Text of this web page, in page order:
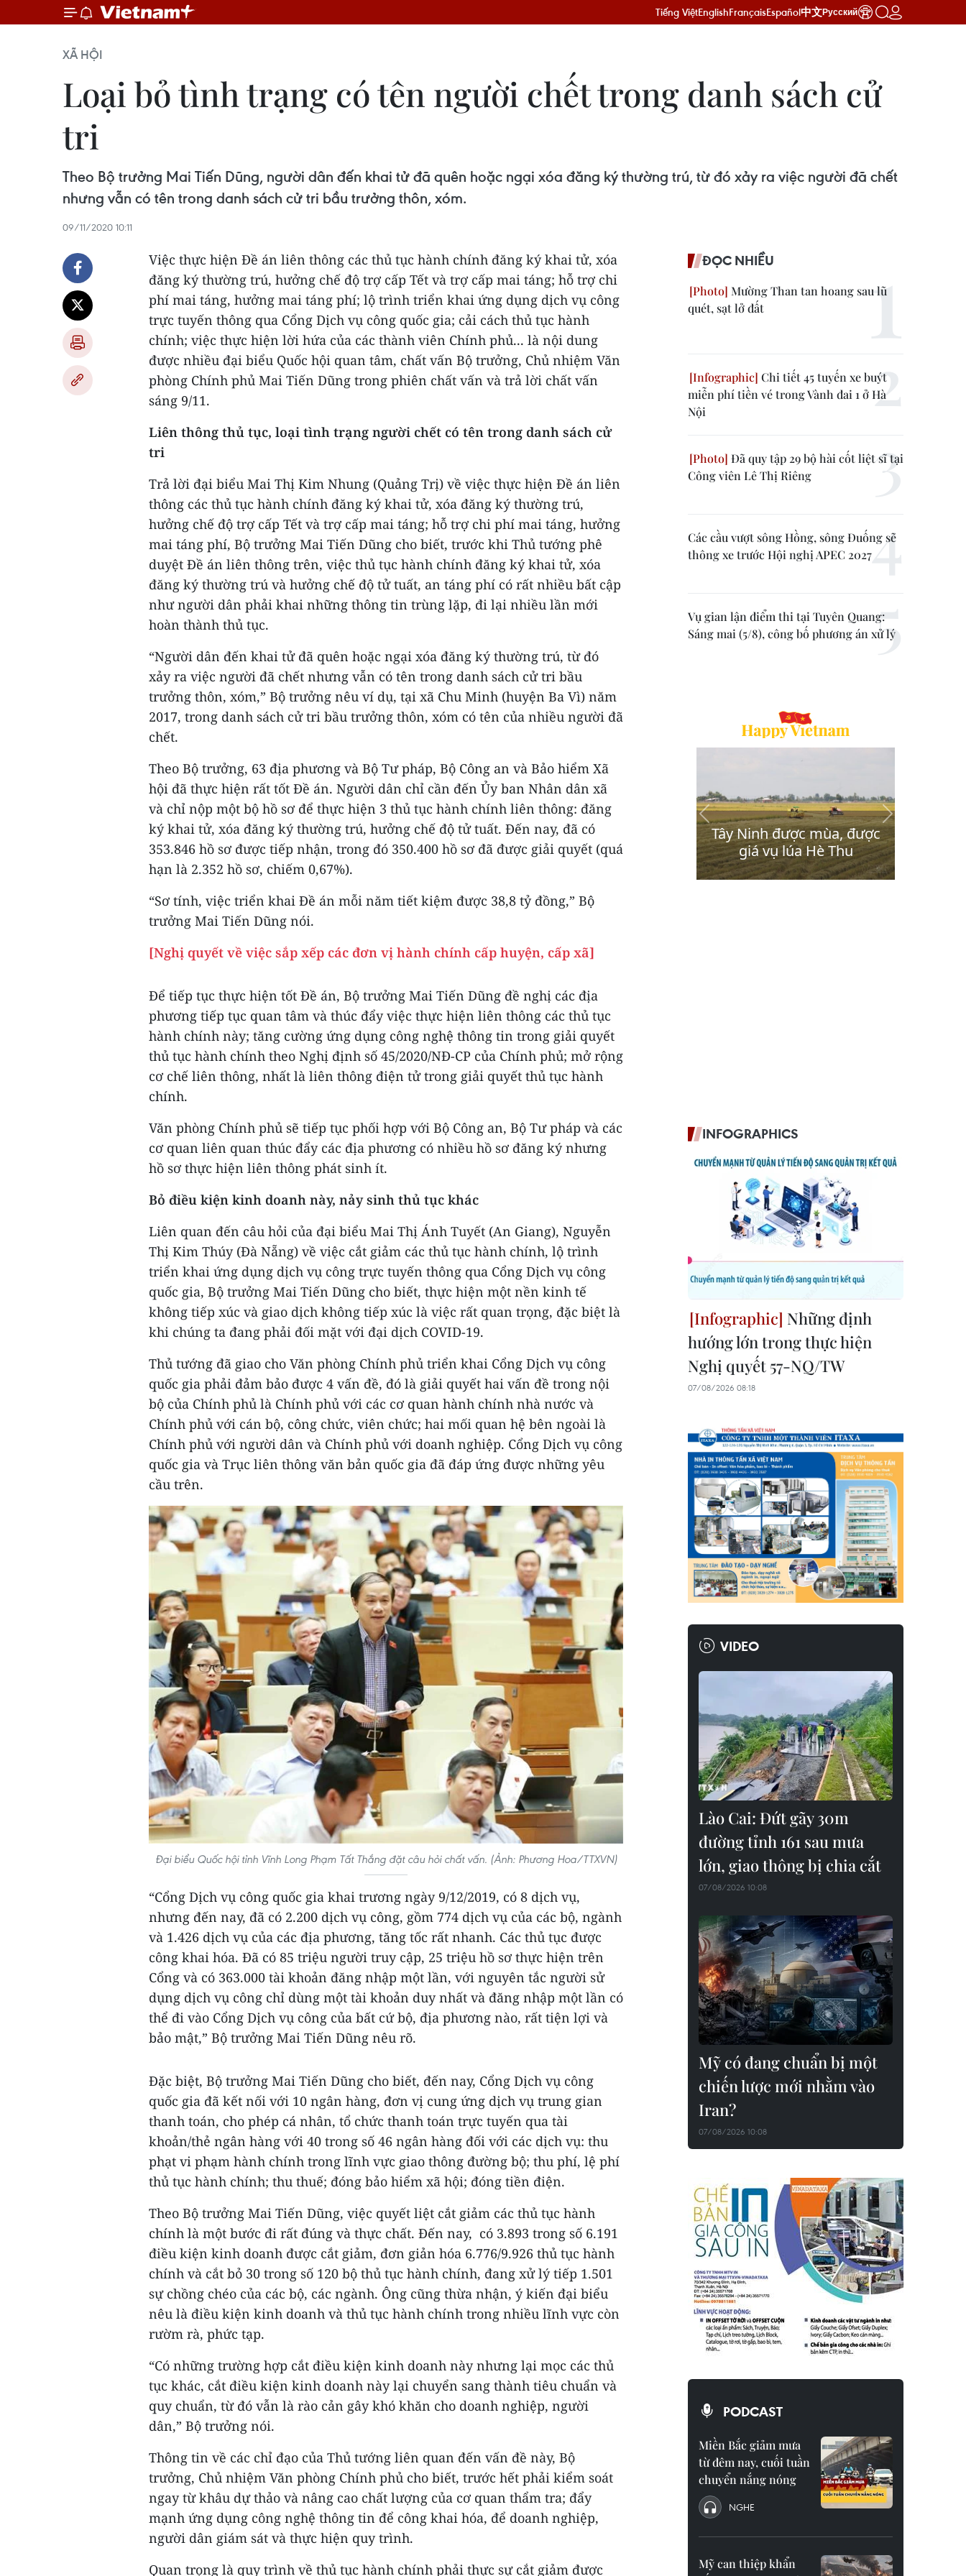
Tiếng ViệtEnglishFrançaisEspañol中文Русский
XÃ HỘI
Loại bỏ tình trạng có tên người chết trong danh sách cử
tri
Theo Bộ trưởng Mai Tiến Dũng, người dân đến khai tử đã quên hoặc ngại xóa đăng ký thường trú, từ đó xảy ra việc người đã chết
nhưng vẫn có tên trong danh sách cử tri bầu trưởng thôn, xóm.
09/11/2020 10:11
Việc thực hiện Đề án liên thông các thủ tục hành chính đăng ký khai tử, xóa
đăng ký thường trú, hưởng chế độ trợ cấp Tết và trợ cấp mai táng; hỗ trợ chi
phí mai táng, hưởng mai táng phí; lộ trình triển khai ứng dụng dịch vụ công
trực tuyến thông qua Cổng Dịch vụ công quốc gia; cải cách thủ tục hành
chính; việc thực hiện lời hứa của các thành viên Chính phủ... là nội dung
được nhiều đại biểu Quốc hội quan tâm, chất vấn Bộ trưởng, Chủ nhiệm Văn
phòng Chính phủ Mai Tiến Dũng trong phiên chất vấn và trả lời chất vấn
sáng 9/11.
Liên thông thủ tục, loại tình trạng người chết có tên trong danh sách cử
tri
Trả lời đại biểu Mai Thị Kim Nhung (Quảng Trị) về việc thực hiện Đề án liên
thông các thủ tục hành chính đăng ký khai tử, xóa đăng ký thường trú,
hưởng chế độ trợ cấp Tết và trợ cấp mai táng; hỗ trợ chi phí mai táng, hưởng
mai táng phí, Bộ trưởng Mai Tiến Dũng cho biết, trước khi Thủ tướng phê
duyệt Đề án liên thông trên, việc thủ tục hành chính đăng ký khai tử, xóa
đăng ký thường trú và hưởng chế độ tử tuất, an táng phí có rất nhiều bất cập
như người dân phải khai những thông tin trùng lặp, đi lại nhiều lần mới
hoàn thành thủ tục.
“Người dân đến khai tử đã quên hoặc ngại xóa đăng ký thường trú, từ đó
xảy ra việc người đã chết nhưng vẫn có tên trong danh sách cử tri bầu
trưởng thôn, xóm,” Bộ trưởng nêu ví dụ, tại xã Chu Minh (huyện Ba Vì) năm
2017, trong danh sách cử tri bầu trưởng thôn, xóm có tên của nhiều người đã
chết.
Theo Bộ trưởng, 63 địa phương và Bộ Tư pháp, Bộ Công an và Bảo hiểm Xã
hội đã thực hiện rất tốt Đề án. Người dân chỉ cần đến Ủy ban Nhân dân xã
và chỉ nộp một bộ hồ sơ để thực hiện 3 thủ tục hành chính liên thông: đăng
ký khai tử, xóa đăng ký thường trú, hưởng chế độ tử tuất. Đến nay, đã có
353.846 hồ sơ được tiếp nhận, trong đó 350.400 hồ sơ đã được giải quyết (quá
hạn là 2.352 hồ sơ, chiếm 0,67%).
“Sơ tính, việc triển khai Đề án mỗi năm tiết kiệm được 38,8 tỷ đồng,” Bộ
trưởng Mai Tiến Dũng nói.
[Nghị quyết về việc sắp xếp các đơn vị hành chính cấp huyện, cấp xã]
Để tiếp tục thực hiện tốt Đề án, Bộ trưởng Mai Tiến Dũng đề nghị các địa
phương tiếp tục quan tâm và thúc đẩy việc thực hiện liên thông các thủ tục
hành chính này; tăng cường ứng dụng công nghệ thông tin trong giải quyết
thủ tục hành chính theo Nghị định số 45/2020/NĐ-CP của Chính phủ; mở rộng
cơ chế liên thông, nhất là liên thông điện tử trong giải quyết thủ tục hành
chính.
Văn phòng Chính phủ sẽ tiếp tục phối hợp với Bộ Công an, Bộ Tư pháp và các
cơ quan liên quan thúc đẩy các địa phương có nhiều hồ sơ đăng ký nhưng
hồ sơ thực hiện liên thông phát sinh ít.
Bỏ điều kiện kinh doanh này, nảy sinh thủ tục khác
Liên quan đến câu hỏi của đại biểu Mai Thị Ánh Tuyết (An Giang), Nguyễn
Thị Kim Thúy (Đà Nẵng) về việc cắt giảm các thủ tục hành chính, lộ trình
triển khai ứng dụng dịch vụ công trực tuyến thông qua Cổng Dịch vụ công
quốc gia, Bộ trưởng Mai Tiến Dũng cho biết, thực hiện một nền kinh tế
không tiếp xúc và giao dịch không tiếp xúc là việc rất quan trọng, đặc biệt là
khi chúng ta đang phải đối mặt với đại dịch COVID-19.
Thủ tướng đã giao cho Văn phòng Chính phủ triển khai Cổng Dịch vụ công
quốc gia phải đảm bảo được 4 vấn đề, đó là giải quyết hai vấn đề trong nội
bộ của Chính phủ là Chính phủ với các cơ quan hành chính nhà nước và
Chính phủ với cán bộ, công chức, viên chức; hai mối quan hệ bên ngoài là
Chính phủ với người dân và Chính phủ với doanh nghiệp. Cổng Dịch vụ công
quốc gia và Trục liên thông văn bản quốc gia đã đáp ứng được những yêu
cầu trên.
Đại biểu Quốc hội tỉnh Vĩnh Long Phạm Tất Thắng đặt câu hỏi chất vấn. (Ảnh: Phương Hoa/TTXVN)
“Cổng Dịch vụ công quốc gia khai trương ngày 9/12/2019, có 8 dịch vụ,
nhưng đến nay, đã có 2.200 dịch vụ công, gồm 774 dịch vụ của các bộ, ngành
và 1.426 dịch vụ của các địa phương, tăng tốc rất nhanh. Các thủ tục được
công khai hóa. Đã có 85 triệu người truy cập, 25 triệu hồ sơ thực hiện trên
Cổng và có 363.000 tài khoản đăng nhập một lần, với nguyên tắc người sử
dụng dịch vụ công chỉ dùng một tài khoản duy nhất và đăng nhập một lần có
thể đi vào Cổng Dịch vụ công của bất cứ bộ, địa phương nào, rất tiện lợi và
bảo mật,” Bộ trưởng Mai Tiến Dũng nêu rõ.
Đặc biệt, Bộ trưởng Mai Tiến Dũng cho biết, đến nay, Cổng Dịch vụ công
quốc gia đã kết nối với 10 ngân hàng, đơn vị cung ứng dịch vụ trung gian
thanh toán, cho phép cá nhân, tổ chức thanh toán trực tuyến qua tài
khoản/thẻ ngân hàng với 40 trong số 46 ngân hàng đối với các dịch vụ: thu
phạt vi phạm hành chính trong lĩnh vực giao thông đường bộ; thu phí, lệ phí
thủ tục hành chính; thu thuế; đóng bảo hiểm xã hội; đóng tiền điện.
Theo Bộ trưởng Mai Tiến Dũng, việc quyết liệt cắt giảm các thủ tục hành
chính là một bước đi rất đúng và thực chất. Đến nay, có 3.893 trong số 6.191
điều kiện kinh doanh được cắt giảm, đơn giản hóa 6.776/9.926 thủ tục hành
chính và cắt bỏ 30 trong số 120 bộ thủ tục hành chính, đang xử lý tiếp 1.501
sự chồng chéo của các bộ, các ngành. Ông cũng thừa nhận, ý kiến đại biểu
nêu là điều kiện kinh doanh và thủ tục hành chính trong nhiều lĩnh vực còn
rườm rà, phức tạp.
“Có những trường hợp cắt điều kiện kinh doanh này nhưng lại mọc các thủ
tục khác, cắt điều kiện kinh doanh này lại chuyển sang thành tiêu chuẩn và
quy chuẩn, từ đó vẫn là rào cản gây khó khăn cho doanh nghiệp, người
dân,” Bộ trưởng nói.
Thông tin về các chỉ đạo của Thủ tướng liên quan đến vấn đề này, Bộ
trưởng, Chủ nhiệm Văn phòng Chính phủ cho biết, trước hết phải kiểm soát
ngay từ khâu dự thảo và nâng cao chất lượng của cơ quan thẩm tra; đẩy
mạnh ứng dụng công nghệ thông tin để công khai hóa, để doanh nghiệp,
người dân giám sát và thực hiện quy trình.
Quan trọng là quy trình về thủ tục hành chính phải thực sự cắt giảm được
ĐỌC NHIỀU
Mường Than tan hoang sau lũ
quét, sạt lở đất
Chi tiết 45 tuyến xe buýt
miễn phí tiền vé trong Vành đai 1 ở Hà
Nội
Đã quy tập 29 bộ hài cốt liệt sĩ tại
Công viên Lê Thị Riêng
Các cầu vượt sông Hồng, sông Đuống sẽ
thông xe trước Hội nghị APEC 2027
Vụ gian lận điểm thi tại Tuyên Quang:
Sáng mai (5/8), công bố phương án xử lý
INFOGRAPHICS
Những định
hướng lớn trong thực hiện
Nghị quyết 57-NQ/TW
07/08/2026 08:18
VIDEO
Lào Cai: Đứt gãy 30m
đường tỉnh 161 sau mưa
lớn, giao thông bị chia cắt
07/08/2026 10:08
Mỹ có đang chuẩn bị một
chiến lược mới nhằm vào
Iran?
07/08/2026 10:08
PODCAST
Miền Bắc giảm mưa
từ đêm nay, cuối tuần
chuyển nắng nóng
NGHE
Mỹ can thiệp khẩn